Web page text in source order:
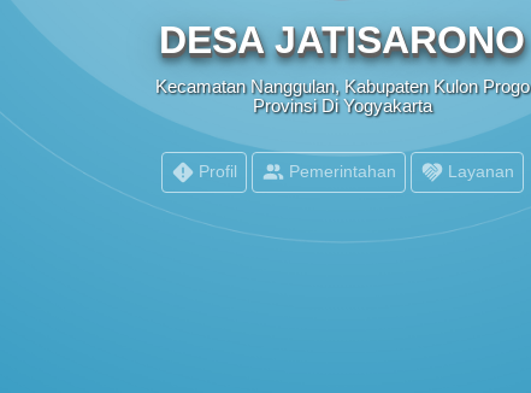
POPULASI WILAYAH
DESA JATISARONO
Kecamatan Nanggulan, Kabupaten Kulon Progo
Provinsi Di Yogyakarta
Profil Pemerintahan Layanan